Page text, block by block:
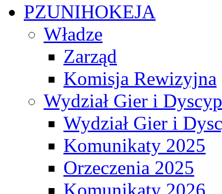
PZUNIHOKEJA
Władze
Zarząd
Komisja Rewizyjna
Wydział Gier i
Wydział Gier i
Komunikaty 2025
Orzeczenia 2025
Komunikaty 2026